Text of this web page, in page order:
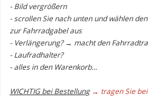
- Bild vergrößern
- scrollen Sie nach unten und wählen
zur Fahrradgabel aus
- Verlängerung? → macht den
- Laufradhalter?
- alles in den Warenkorb...
WICHTIG bei Bestellung → tragen Sie